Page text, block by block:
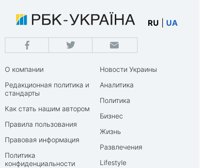
RU UA
О компании
Редакционная политика и
стандарты
Как стать нашим автором
Правила пользования
Правовая информация
Политика
конфиденциальности
Новости Украины
Аналитика
Политика
Бизнес
Жизнь
Развлечения
Lifestyle